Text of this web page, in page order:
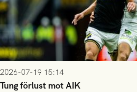
2026-07-19 15:14
Tung förlust mot AIK